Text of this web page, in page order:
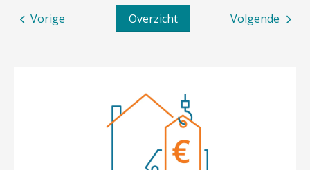
Volgende
Overzicht
Vorige